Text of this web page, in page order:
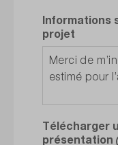
Informations
projet
Télécharger
présentation